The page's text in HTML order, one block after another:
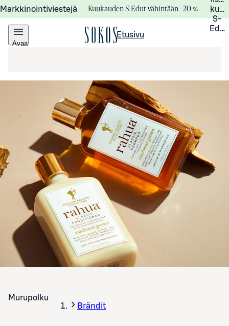
Markkinointiviestejä Kuukauden S-Edut vähintään –20 %
S-
Avaa
Etusivu
Murupolku
Brändit